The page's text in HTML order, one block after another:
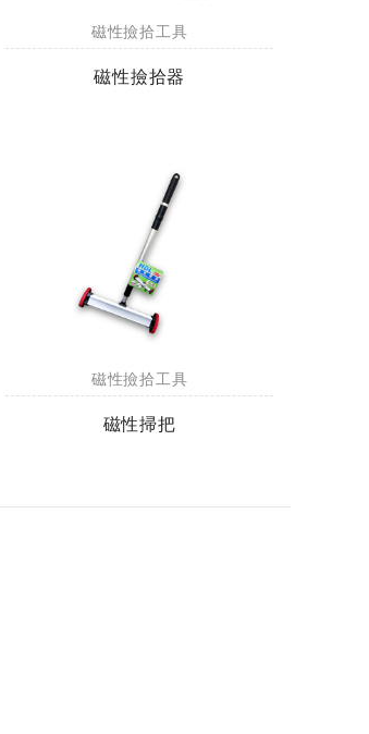
磁性撿拾工具
磁性撿拾器
磁性撿拾工具
磁性掃把